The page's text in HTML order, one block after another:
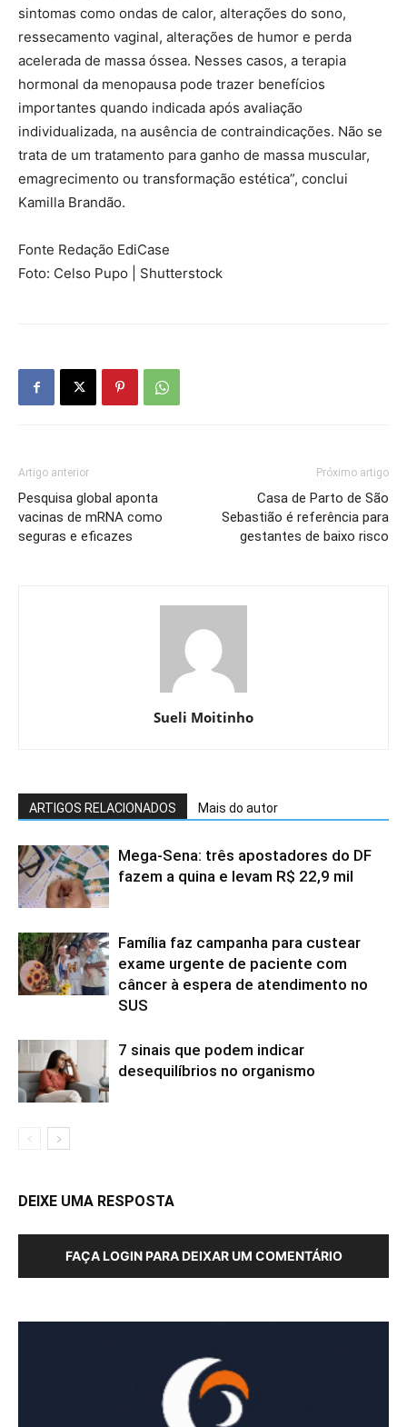
sintomas como ondas de calor, alterações do sono,
ressecamento vaginal, alterações de humor e perda
acelerada de massa óssea. Nesses casos, a terapia
hormonal da menopausa pode trazer benefícios
importantes quando indicada após avaliação
individualizada, na ausência de contraindicações. Não se
trata de um tratamento para ganho de massa muscular,
emagrecimento ou transformação estética”, conclui
Kamilla Brandão.
Fonte Redação EdiCase
Foto: Celso Pupo | Shutterstock
Artigo anterior
Pesquisa global aponta
vacinas de mRNA como
seguras e eficazes
Próximo artigo
Casa de Parto de São
Sebastião é referência para
gestantes de baixo risco
Sueli Moitinho
ARTIGOS RELACIONADOS Mais do autor
Mega-Sena: três apostadores do DF
fazem a quina e levam R$ 22,9 mil
Família faz campanha para custear
exame urgente de paciente com
câncer à espera de atendimento no
SUS
7 sinais que podem indicar
desequilíbrios no organismo
DEIXE UMA RESPOSTA
FAÇA LOGIN PARA DEIXAR UM COMENTÁRIO